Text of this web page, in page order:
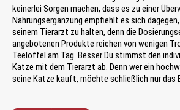
keinerlei Sorgen machen, dass es zu einer
Nahrungsergänzung empfiehlt es sich
seinem Tierarzt zu halten, denn die
angebotenen Produkte reichen von wenigen
Teelöffel am Tag. Besser Du stimmst den
Katze mit dem Tierarzt ab. Denn wer ein
seine Katze kauft, möchte schließlich nur das